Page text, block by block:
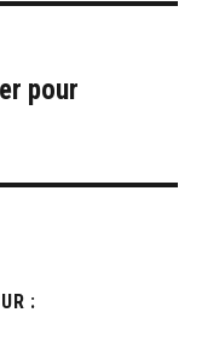
pour
: